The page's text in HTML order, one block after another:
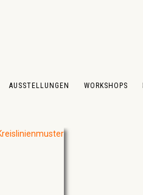
AUSSTELLUNGEN WORKSHOPS